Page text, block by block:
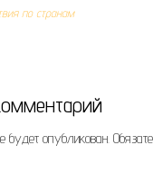
по странам
будет опубликован.